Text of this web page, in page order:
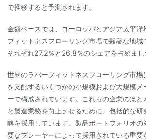
で推移すると予測されます。
金額ベースでは、ヨーロッパとアジア太平洋
フィットネスフローリング市場で顕著な地
それぞれ27.2％と26.8％のシェアを占めまし
世界のラバーフィットネスフローリング市場
を支配するいくつかの小規模および大規模メ
ーで構成されています。これらの企業のほと
と製造業務を向上させるために、包括的な
略を採用しています。製品ポートフォリオ
要なプレーヤーによって採用されている重